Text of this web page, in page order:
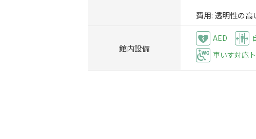
費用: 透明性の
館内設備
AED
車いす対応